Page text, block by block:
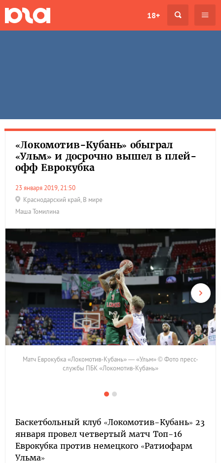
18+
«Локомотив-Кубань» обыграл
«Ульм» и досрочно вышел в плей-
офф Еврокубка
23 января 2019, 21:50
Краснодарский край, В мире
Маша Томилина
Матч Еврокубка «Локомотив-Кубань» — «Ульм» © Фото пресс-
службы ПБК «Локомотив-Кубань»
Баскетбольный клуб «Локомотив-Кубань» 23
января провел четвертый матч Топ-16
Еврокубка против немецкого «Ратиофарм
Ульма»